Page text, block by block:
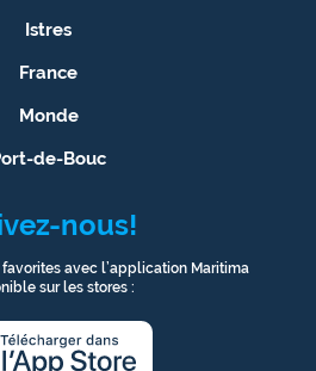
Istres
France
Monde
de-Bouc
nous!
favorites avec l’application Maritima
sur les stores :